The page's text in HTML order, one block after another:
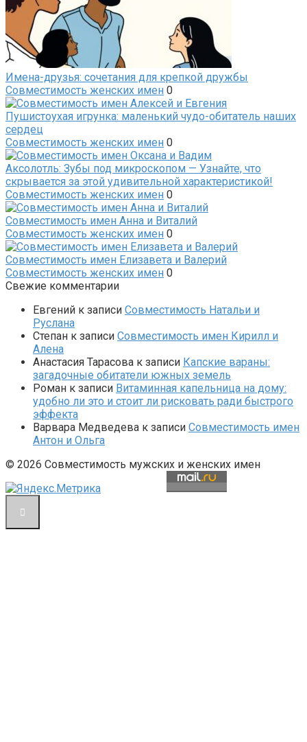
Имена-друзья: сочетания для крепкой дружбы
Совместимость женских имен 0
Пушистоухая игрунка: маленький чудо-обитатель наших
сердец
Совместимость женских имен 0
Аксолотль: Зубы под микроскопом — Узнайте, что
скрывается за этой удивительной характеристикой!
Совместимость женских имен 0
Совместимость имен Анна и Виталий
Совместимость женских имен 0
Совместимость имен Елизавета и Валерий
Совместимость женских имен 0
Свежие комментарии
Евгений к записи Совместимость Натальи и
Руслана
Степан к записи Совместимость имен Кирилл и
Алена
Анастасия Тарасова к записи Капские вараны:
загадочные обитатели южных земель
Роман к записи Витаминная капельница на дому:
удобно ли это и стоит ли рисковать ради быстрого
эффекта
Варвара Медведева к записи Совместимость имен
Антон и Ольга
© 2026 Совместимость мужских и женских имен